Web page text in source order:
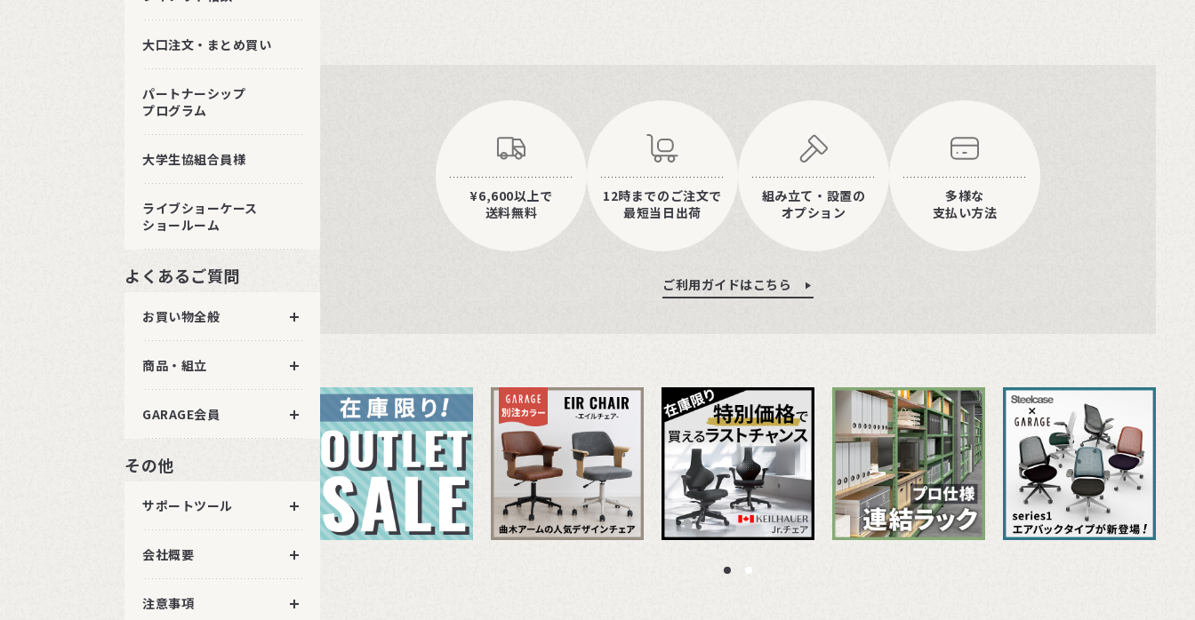
大口注文・まとめ買い
パートナーシップ
プログラム
大学生協組合員様
ライブショーケース
ショールーム
よくあるご質問
お買い物全般
商品・組立
GARAGE会員
その他
サポートツール
会社概要
注意事項
¥6,600以上で
送料無料
12時までのご注文で
最短当日出荷
組み立て・設置の
オプション
多様な
支払い方法
ご利用ガイドはこちら